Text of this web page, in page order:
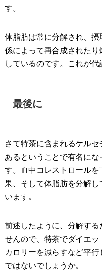
す。
体脂肪は常に分解され、
係によって再合成された
しているのです。これが代
最後に
さて特茶に含まれるケル
あるということで有名に
す。血中コレストロール
果、そして体脂肪を分解
います。
前述したように、分解する
せんので、特茶でダイエ
カロリーを減らすなど平
ではないでしょうか。